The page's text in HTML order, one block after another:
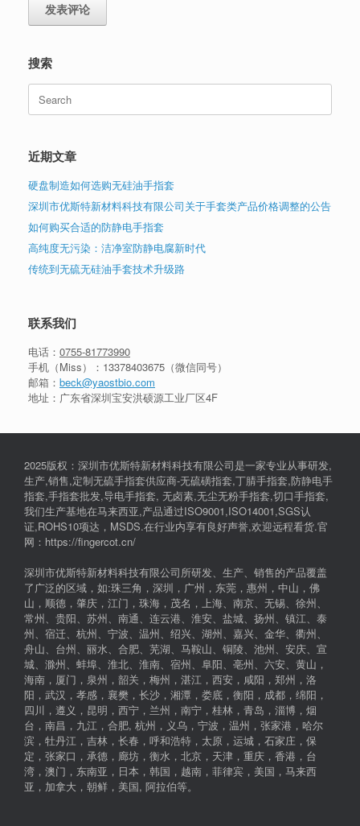
搜索
Search
for:
近期文章
硬盘制造如何选购无硅油手指套
深圳市优斯特新材料科技有限公司关于手套类产品价格调整的公告
如何购买合适的防静电手指套
高纯度无污染：洁净室防静电腐新时代
传统到无硫无硅油手套技术升级路
联系我们
电话： 0755-81773990
手机（Miss）： 13378403675 （微信同号）
邮箱： beck@yaostbio.com
地址：广东省深圳宝安洪硕源工业厂区4F
2025版权：深圳市优斯特新材料科技有限公司是一家专业从事研发,
生产,销售,定制无硫手指套供应商-无硫磺指套,丁腈手指套,防静电手
指套,手指套批发,导电手指套, 无卤素,无尘无粉手指套,切口手指套,
我们生产基地在马来西亚,产品通过ISO9001,ISO14001,SGS认
证,ROHS10项达，MSDS.在行业内享有良好声誉,欢迎远程看货.官
网：https://fingercot.cn/
深圳市优斯特新材料科技有限公司所研发、生产、销售的产品覆盖
了广泛的区域，如:珠三角，深圳，广州，东莞，惠州，中山，佛
山，顺德，肇庆，江门，珠海，茂名，上海、南京、无锡、徐州、
常州、贵阳、苏州、南通、连云港、淮安、盐城、扬州、镇江、泰
州、宿迁、杭州、宁波、温州、绍兴、湖州、嘉兴、金华、衢州、
舟山、台州、丽水、合肥、芜湖、马鞍山、铜陵、池州、安庆、宣
城、滁州、蚌埠、淮北、淮南、宿州、阜阳、亳州、六安、黄山，
海南，厦门，泉州，韶关，梅州，湛江，西安，咸阳，郑州，洛
阳，武汉，孝感，襄樊，长沙，湘潭，娄底，衡阳，成都，绵阳，
四川，遵义，昆明，西宁，兰州，南宁，桂林，青岛，淄博，烟
台，南昌，九江，合肥, 杭州，义乌，宁波，温州，张家港，哈尔
滨，牡丹江，吉林，长春，呼和浩特，太原，运城，石家庄，保
定，张家口，承德，廊坊，衡水，北京，天津，重庆，香港，台
湾，澳门，东南亚，日本，韩国，越南，菲律宾，美国，马来西
亚，加拿大，朝鲜，美国, 阿拉伯等。